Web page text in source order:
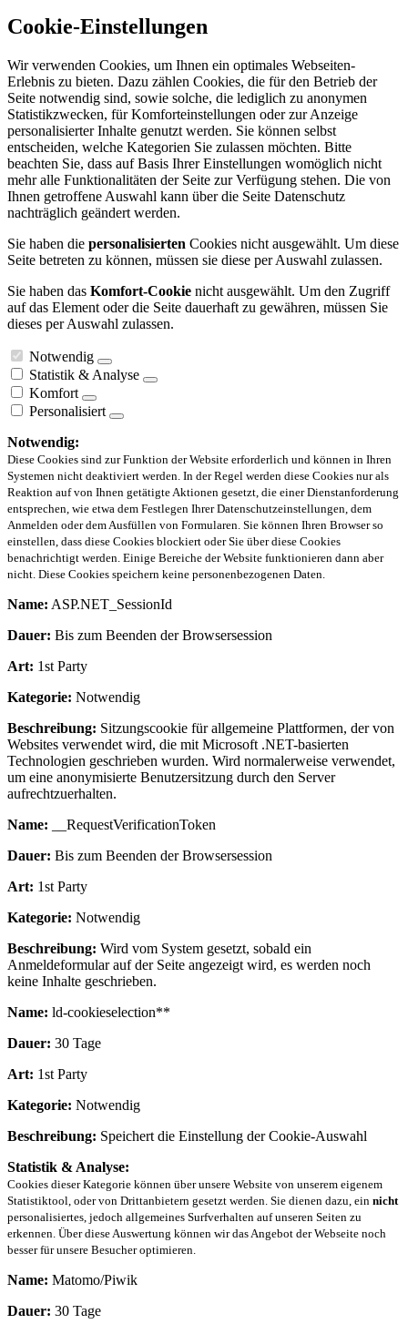
Cookie-Einstellungen
Wir verwenden Cookies, um Ihnen ein optimales Webseiten-
Erlebnis zu bieten. Dazu zählen Cookies, die für den Betrieb der
Seite notwendig sind, sowie solche, die lediglich zu anonymen
Statistikzwecken, für Komforteinstellungen oder zur Anzeige
personalisierter Inhalte genutzt werden. Sie können selbst
entscheiden, welche Kategorien Sie zulassen möchten. Bitte
beachten Sie, dass auf Basis Ihrer Einstellungen womöglich nicht
mehr alle Funktionalitäten der Seite zur Verfügung stehen. Die von
Ihnen getroffene Auswahl kann über die Seite Datenschutz
nachträglich geändert werden.
Sie haben die personalisierten Cookies nicht ausgewählt. Um diese
Seite betreten zu können, müssen sie diese per Auswahl zulassen.
Sie haben das Komfort-Cookie nicht ausgewählt. Um den Zugriff
auf das Element oder die Seite dauerhaft zu gewähren, müssen Sie
dieses per Auswahl zulassen.
Notwendig
Statistik & Analyse
Komfort
Personalisiert
Notwendig:
Diese Cookies sind zur Funktion der Website erforderlich und können in Ihren
Systemen nicht deaktiviert werden. In der Regel werden diese Cookies nur als
Reaktion auf von Ihnen getätigte Aktionen gesetzt, die einer Dienstanforderung
entsprechen, wie etwa dem Festlegen Ihrer Datenschutzeinstellungen, dem
Anmelden oder dem Ausfüllen von Formularen. Sie können Ihren Browser so
einstellen, dass diese Cookies blockiert oder Sie über diese Cookies
benachrichtigt werden. Einige Bereiche der Website funktionieren dann aber
nicht. Diese Cookies speichern keine personenbezogenen Daten.
Name: ASP.NET_SessionId
Dauer: Bis zum Beenden der Browsersession
Art: 1st Party
Kategorie: Notwendig
Beschreibung: Sitzungscookie für allgemeine Plattformen, der von
Websites verwendet wird, die mit Microsoft .NET-basierten
Technologien geschrieben wurden. Wird normalerweise verwendet,
um eine anonymisierte Benutzersitzung durch den Server
aufrechtzuerhalten.
Name: __RequestVerificationToken
Dauer: Bis zum Beenden der Browsersession
Art: 1st Party
Kategorie: Notwendig
Beschreibung: Wird vom System gesetzt, sobald ein
Anmeldeformular auf der Seite angezeigt wird, es werden noch
keine Inhalte geschrieben.
Name: ld-cookieselection**
Dauer: 30 Tage
Art: 1st Party
Kategorie: Notwendig
Beschreibung: Speichert die Einstellung der Cookie-Auswahl
Statistik & Analyse:
Cookies dieser Kategorie können über unsere Website von unserem eigenem
Statistiktool, oder von Drittanbietern gesetzt werden. Sie dienen dazu, ein nicht
personalisiertes, jedoch allgemeines Surfverhalten auf unseren Seiten zu
erkennen. Über diese Auswertung können wir das Angebot der Webseite noch
besser für unsere Besucher optimieren.
Name: Matomo/Piwik
Dauer: 30 Tage